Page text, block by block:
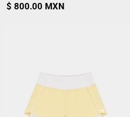
Precio
$ 800.00 MXN